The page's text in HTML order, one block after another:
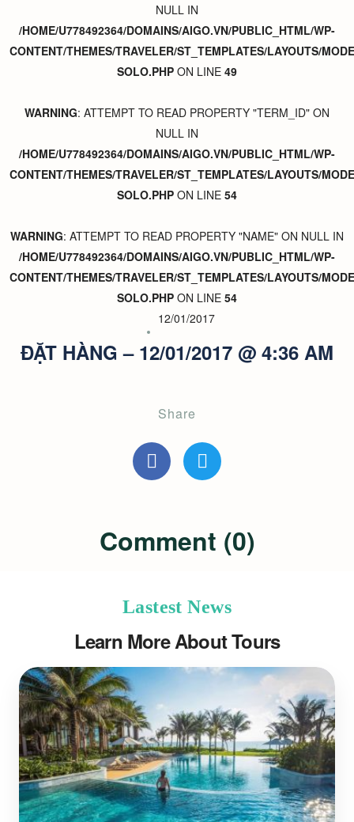
NULL IN
/HOME/U778492364/DOMAINS/AIGO.VN/PUBLIC_HTML/WP-
CONTENT/THEMES/TRAVELER/ST_TEMPLATES/LAYOUTS/
SOLO.PHP ON LINE 49
WARNING: ATTEMPT TO READ PROPERTY "TERM_ID" ON
NULL IN
/HOME/U778492364/DOMAINS/AIGO.VN/PUBLIC_HTML/WP-
CONTENT/THEMES/TRAVELER/ST_TEMPLATES/LAYOUTS/
SOLO.PHP ON LINE 54
WARNING: ATTEMPT TO READ PROPERTY "NAME" ON NULL IN
/HOME/U778492364/DOMAINS/AIGO.VN/PUBLIC_HTML/WP-
CONTENT/THEMES/TRAVELER/ST_TEMPLATES/LAYOUTS/
SOLO.PHP ON LINE 54
12/01/2017
ĐẶT HÀNG – 12/01/2017 @ 4:36 AM
Share
Comment (0)
Lastest News
Learn More About Tours